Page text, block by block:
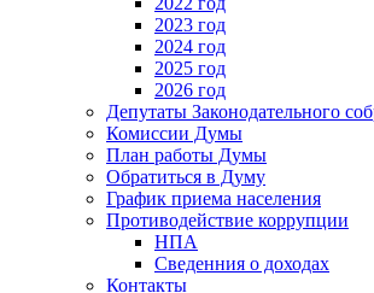
2023 год
2024 год
2025 год
2026 год
Депутаты Законодательного
Комиссии Думы
План работы Думы
Обратиться в Думу
График приема населения
Противодействие коррупции
НПА
Сведенния о доходах
Контакты